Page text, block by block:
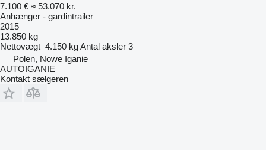
7.100 € ≈ 53.070 kr.
Anhænger - gardintrailer
2015
13.850 kg
Nettovægt 4.150 kgAntal aksler 3
Polen, Nowe Iganie
AUTOIGANIE
Kontakt sælgeren